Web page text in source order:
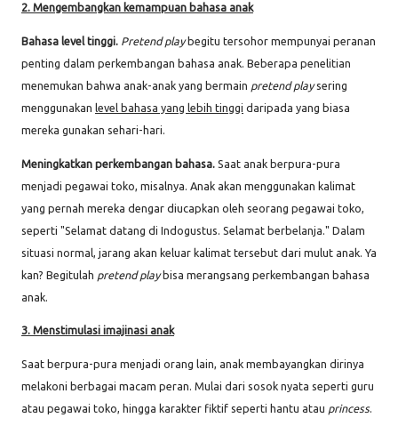
2. Mengembangkan kemampuan bahasa anak
Bahasa level tinggi. Pretend playbegitu tersohor mempunyai peranan
penting dalam perkembangan bahasa anak. Beberapa penelitian
menemukan bahwa anak-anak yang bermain pretend playsering
menggunakan level bahasa yang lebih tinggi daripada yang biasa
mereka gunakan sehari-hari.
Meningkatkan perkembangan bahasa. Saat anak berpura-pura
menjadi pegawai toko, misalnya. Anak akan menggunakan kalimat
yang pernah mereka dengar diucapkan oleh seorang pegawai toko,
seperti "Selamat datang di Indogustus. Selamat berbelanja." Dalam
situasi normal, jarang akan keluar kalimat tersebut dari mulut anak. Ya
kan? Begitulah pretend playbisa merangsang perkembangan bahasa
anak.
3. Menstimulasi imajinasi anak
Saat berpura-pura menjadi orang lain, anak membayangkan dirinya
melakoni berbagai macam peran. Mulai dari sosok nyata seperti guru
atau pegawai toko, hingga karakter fiktif seperti hantu atau princess.